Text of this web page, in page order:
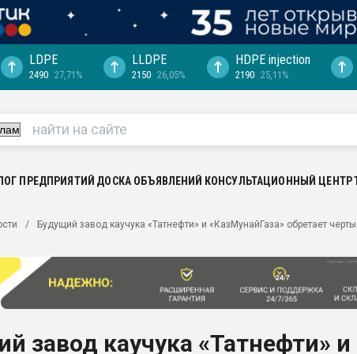
выходит на
рынке
LDPE
2490 27,71%
LLDPE
2150 26,05%
HDPE injection
2190 25,11%
ПРЕДПРИЯТИЙ ДОСКА ОБЪЯВЛЕНИЙ КОНСУЛЬТАЦИОННЫЙ ЦЕНТР
Будущий завод каучука «Татнефти» и «КазМунайГаза» обретает черты
завод каучука «Татнефти» и